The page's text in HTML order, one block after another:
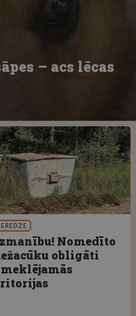
– acs lēcas
Nomedīto
obligāti